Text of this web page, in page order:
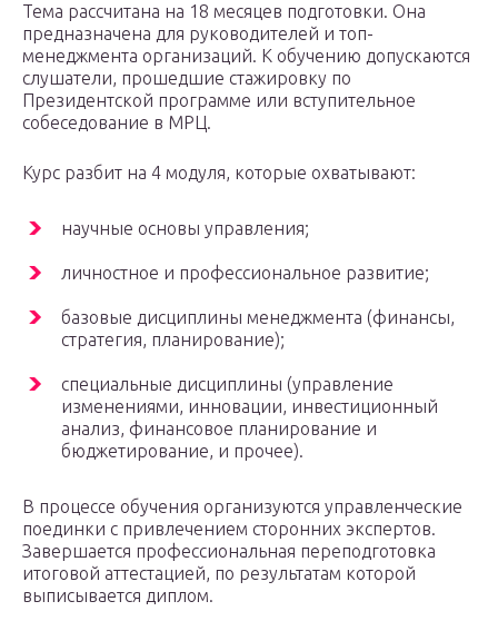
Тема рассчитана на 18 месяцев подготовки. Она
предназначена для руководителей и топ-
менеджмента организаций. К обучению допускаются
слушатели, прошедшие стажировку по
Президентской программе или вступительное
собеседование в МРЦ.
Курс разбит на 4 модуля, которые охватывают:
научные основы управления;
личностное и профессиональное развитие;
базовые дисциплины менеджмента (финансы,
стратегия, планирование);
специальные дисциплины (управление
изменениями, инновации, инвестиционный
анализ, финансовое планирование и
бюджетирование, и прочее).
В процессе обучения организуются управленческие
поединки с привлечением сторонних экспертов.
Завершается профессиональная переподготовка
итоговой аттестацией, по результатам которой
выписывается диплом.